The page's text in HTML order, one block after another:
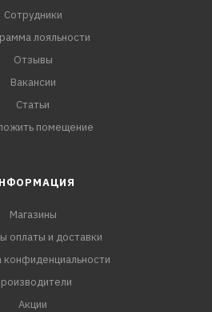
Сотрудники
лояльности
Отзывы
Вакансии
Статьи
помещение
Магазины
оплаты и доставки
конфиденциальности
Акции